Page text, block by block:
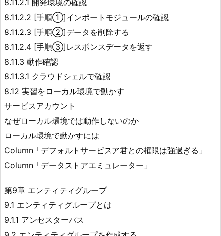
8.11.2.1 開発環境の確認
8.11.2.2 [手順①]インポートモジュールの確認
8.11.2.3 [手順②]データを削除する
8.11.2.4 [手順③]レスポンスデータを返す
8.11.3 動作確認
8.11.3.1 クラウドシェルで確認
8.12 実習をローカル環境で動かす
サービスアカウント
なぜローカル環境では動作しないのか
ローカル環境で動かすには
Column「デフォルトサービスア君との権限は強過ぎる」
Column「データストアエミュレーター」
第9章 エンティティグループ
9.1 エンティティグループとは
9.1.1 アンセスターパス